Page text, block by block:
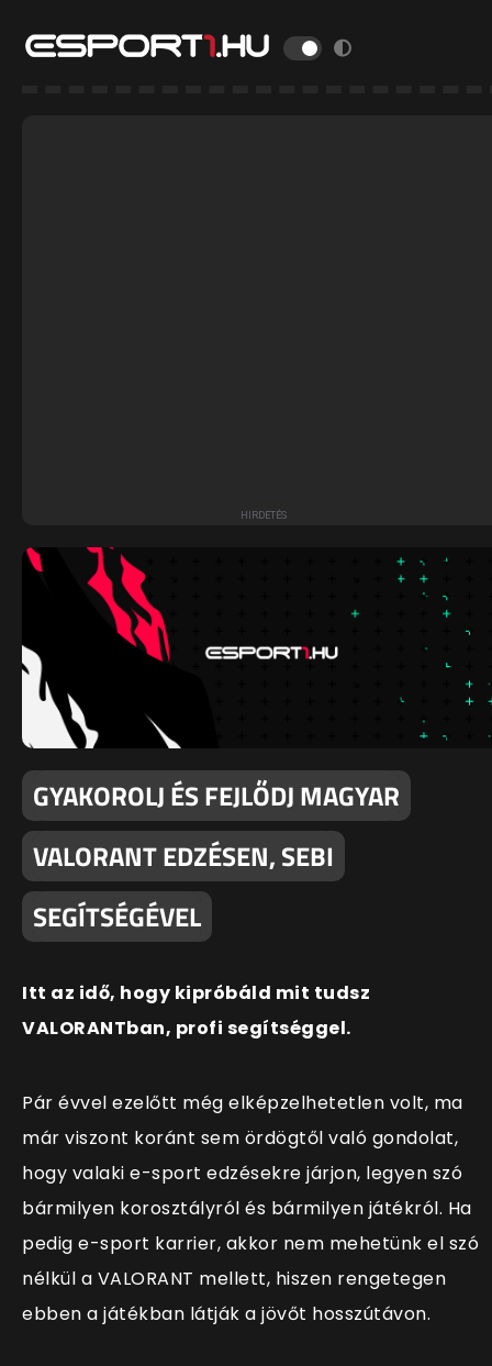
GYAKOROLJ ÉS FEJLŐDJ MAGYAR
VALORANT EDZÉSEN, SEBI
SEGÍTSÉGÉVEL
Itt az idő, hogy kipróbáld mit tudsz
VALORANTban, profi segítséggel.
Pár évvel ezelőtt még elképzelhetetlen volt, ma
már viszont koránt sem ördögtől való gondolat,
hogy valaki e-sport edzésekre járjon, legyen szó
bármilyen korosztályról és bármilyen játékról. Ha
pedig e-sport karrier, akkor nem mehetünk el szó
nélkül a VALORANT mellett, hiszen rengetegen
ebben a játékban látják a jövőt hosszútávon.